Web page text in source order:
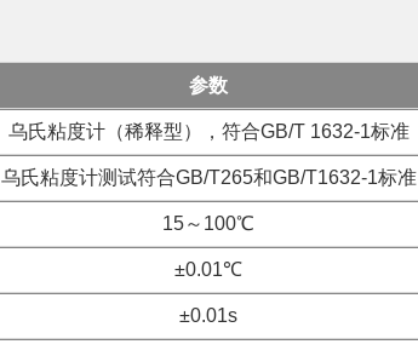
参数
乌氏粘度计（稀释型），符合GB/T 1632-1标准
乌氏粘度计测试符合GB/T265和GB/T1632-1标准
15～100℃
±0.01℃
±0.01s